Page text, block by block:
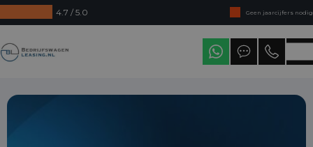
4.7 / 5.0
Geen jaarcijfers nodig
Direct uit voorraad leverbaar
Levering in heel Nederland